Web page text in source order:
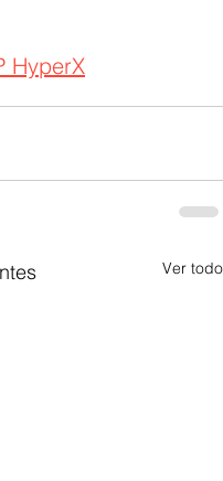
HyperX
Ver todo